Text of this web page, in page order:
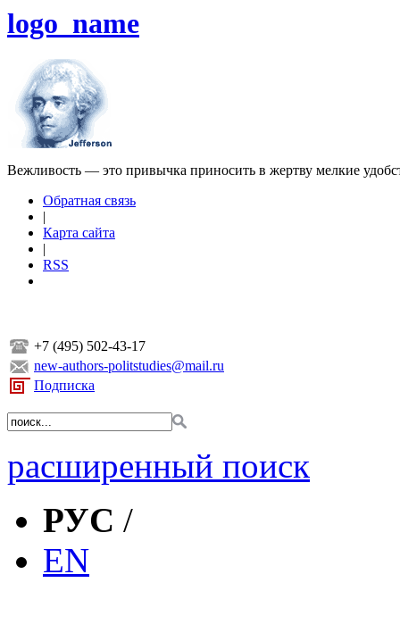
logo_name
Вежливость — это привычка приносить в жертву мелкие
Обратная связь
|
Карта сайта
|
RSS
+7 (495) 502-43-17
new-authors-politstudies@mail.ru
Подписка
расширенный поиск
РУС /
EN